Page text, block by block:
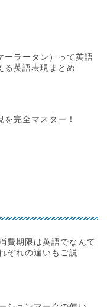
ーラータン）って英語
る英語表現まとめ
完全マスター！
費期限は英語でなんて
ぞれの違いもご説